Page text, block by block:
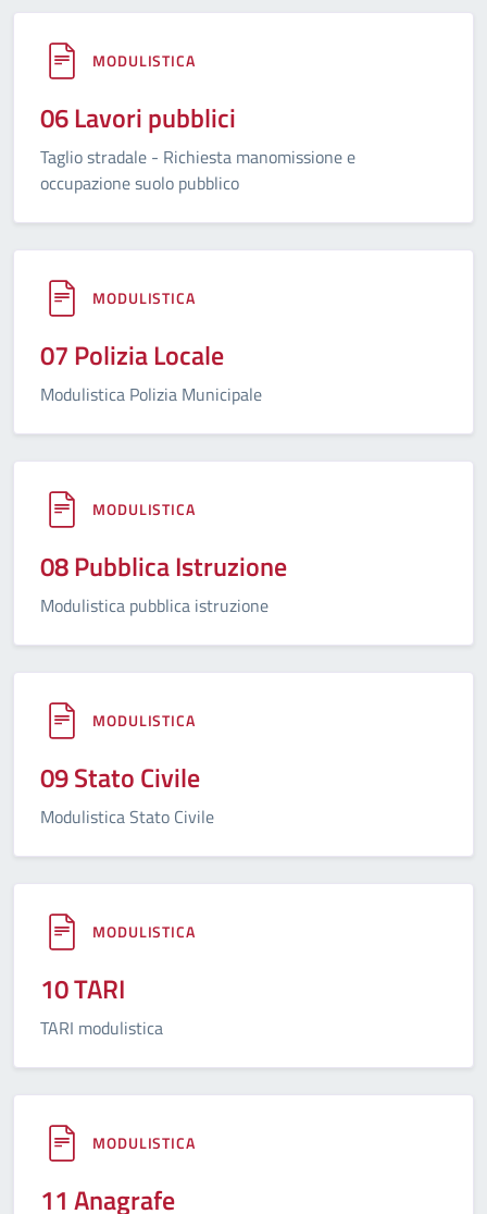
MODULISTICA
06 Lavori pubblici
Taglio stradale - Richiesta manomissione e
occupazione suolo pubblico
MODULISTICA
07 Polizia Locale
Modulistica Polizia Municipale
MODULISTICA
08 Pubblica Istruzione
Modulistica pubblica istruzione
MODULISTICA
09 Stato Civile
Modulistica Stato Civile
MODULISTICA
10 TARI
TARI modulistica
MODULISTICA
11 Anagrafe